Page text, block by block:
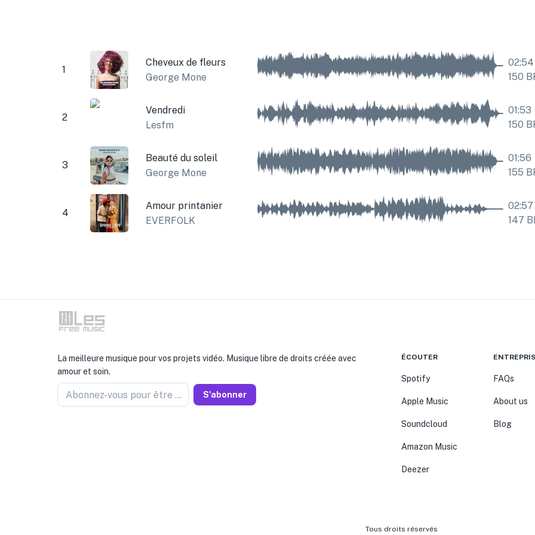
1
Cheveux de fleurs
George Mone
02:54
150
2
Vendredi
Lesfm
01:53
150
3
Beauté du soleil
George Mone
01:56
155
4
Amour printanier
EVERFOLK
02:57
147
La meilleure musique pour vos projets vidéo. Musique libre de droits créée avec
amour et soin.
Abonnez-vous pour être informé S'abonner
ÉCOUTER
Spotify
Apple Music
Soundcloud
Amazon Music
Deezer
FAQs
About us
Blog
Tous droits réservés